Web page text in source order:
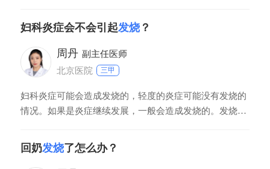
妇科炎症会不会引起发烧？
周丹 副主任医师
北京医院
三甲
妇科炎症可能会造成发烧的，轻度的炎症可能没有发烧的
情况。如果是炎症继续发展，一般会造成发烧的。发烧是
检查。妇科炎症的病人要挂妇科检查的，如果是感染因素
造成的发烧，一般用消炎药以及退烧药，要视情况治疗。
回奶发烧了怎么办？